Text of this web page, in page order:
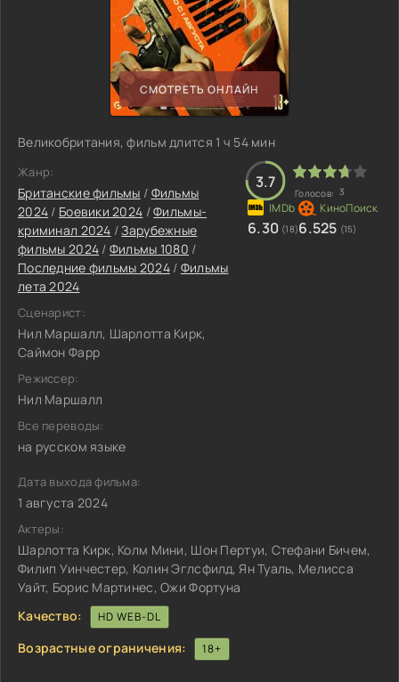
СМОТРЕТЬ ОНЛАЙН
Великобритания, фильм длится 1 ч 54 мин
Жанр:
Британские фильмы / Фильмы
2024 / Боевики 2024 /Фильмы-
криминал 2024 /Зарубежные
фильмы 2024 / Фильмы 1080 /
Последние фильмы 2024/ Фильмы
лета 2024
Сценарист:
Нил Маршалл, Шарлотта Кирк,
Саймон Фарр
Режиссер:
Нил Маршалл
Все переводы:
на русском языке
3.7
Голосов: 3
6.30 (18)6.525 (15)
Дата выхода фильма:
1 августа 2024
Актеры:
Шарлотта Кирк, Колм Мини, Шон Пертуи, Стефани Бичем,
Филип Уинчестер, Колин Эглсфилд, Ян Туаль, Мелисса
Уайт, Борис Мартинес, Ожи Фортуна
Качество:
HD WEB-DL
Возрастные ограничения: 18+